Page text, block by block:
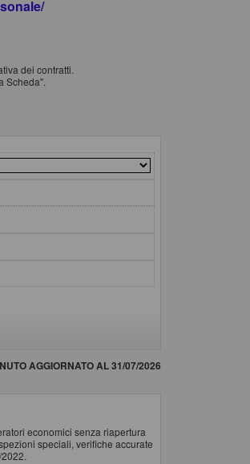
dei contratti.
Scheda".
AGGIORNATO AL 31/07/2026
economici senza riapertura
speciali, verifiche accurate